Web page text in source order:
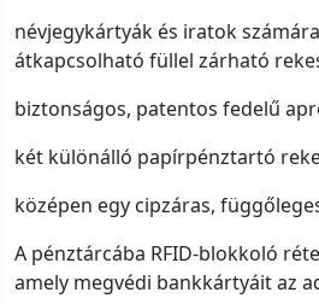
névjegykártyák és iratok
átkapcsolható füllel zárható
biztonságos, patentos fedelű
két különálló papírpénztartó
középen egy cipzáras,
A pénztárcába RFID-blokkoló
amely megvédi bankkártyáit az